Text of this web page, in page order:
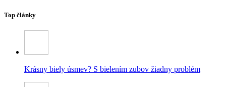
Top články
Krásny biely úsmev? S bielením zubov žiadny problém